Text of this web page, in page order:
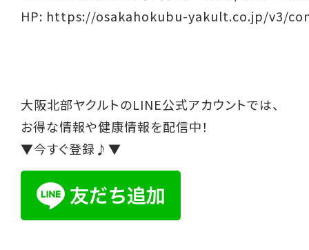
HP: https://osakahokubu-yakult.co.jp/v3/
大阪北部ヤクルトのLINE公式アカウントでは、
お得な情報や健康情報を配信中！
▼今すぐ登録♪▼